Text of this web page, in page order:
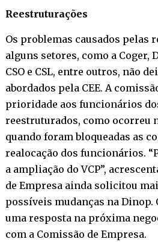
Reestruturações
Os problemas causados pelas
alguns setores, como a Coger,
CSO e CSL, entre outros, não
abordados pela CEE. A
prioridade aos funcionários
reestruturados, como ocorreu
quando foram bloqueadas as
realocação dos funcionários.
a ampliação do VCP”,
de Empresa ainda solicitou
possíveis mudanças na Dinop.
uma resposta na próxima
com a Comissão de Empresa.